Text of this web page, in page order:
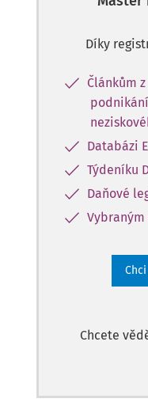
Díky
Článkům
Databázi
Týdeníku
Daňové
Chcete